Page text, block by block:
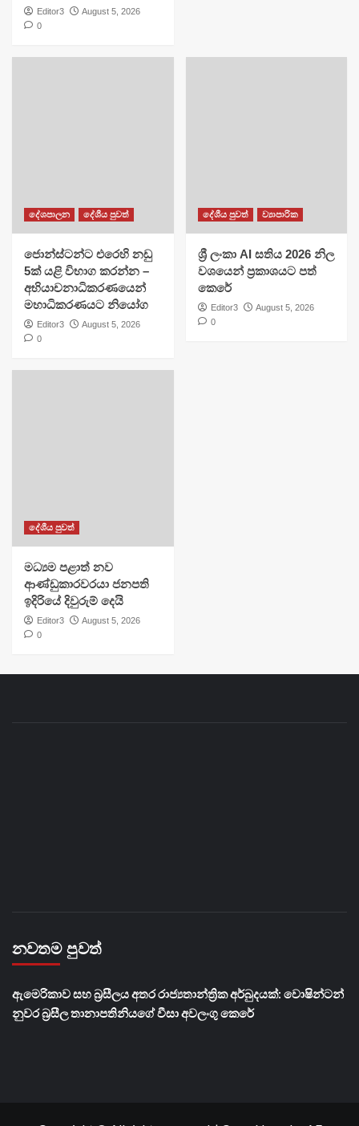
Editor3
August 5, 2026
0
දේශපාලන දේශීය පුවත්
ජොන්ස්ටන්ට එරෙහි නඩු
5ක් යළි විභාග කරන්න –
අභියාචනාධිකරණයෙන්
මහාධිකරණයට නියෝග
Editor3
August 5, 2026
0
දේශීය පුවත් ව්‍යාපාරික
ශ්‍රී ලංකා AI සතිය 2026 නිල
වශයෙන් ප්‍රකාශයට පත්
කෙරේ
Editor3
August 5, 2026
0
දේශීය පුවත්
මධ්‍යම පළාත් නව
ආණ්ඩුකාරවරයා ජනපති
ඉදිරියේ දිවුරුම් දෙයි
Editor3
August 5, 2026
0
නවතම පුවත්
ඇමෙරිකාව සහ බ්‍රසීලය අතර රාජ්‍යතාන්ත්‍රික අර්බුදයක්: වොෂින්ටන්
නුවර බ්‍රසීල තානාපතිනියගේ වීසා අවලංගු කෙරේ